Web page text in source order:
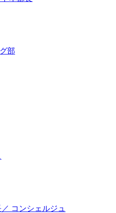
部
コンシェルジュ